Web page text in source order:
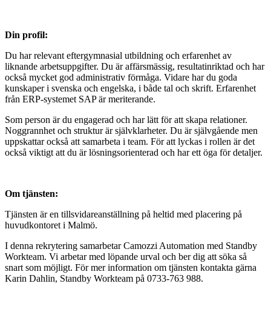
Din profil:
Du har relevant eftergymnasial utbildning och erfarenhet av
liknande arbetsuppgifter. Du är affärsmässig, resultatinriktad och har
också mycket god administrativ förmåga. Vidare har du goda
kunskaper i svenska och engelska, i både tal och skrift. Erfarenhet
från ERP-systemet SAP är meriterande.
Som person är du engagerad och har lätt för att skapa relationer.
Noggrannhet och struktur är självklarheter. Du är självgående men
uppskattar också att samarbeta i team. För att lyckas i rollen är det
också viktigt att du är lösningsorienterad och har ett öga för detaljer.
Om tjänsten:
Tjänsten är en tillsvidareanställning på heltid med placering på
huvudkontoret i Malmö.
I denna rekrytering samarbetar Camozzi Automation med Standby
Workteam. Vi arbetar med löpande urval och ber dig att söka så
snart som möjligt. För mer information om tjänsten kontakta gärna
Karin Dahlin, Standby Workteam på 0733-763 988.